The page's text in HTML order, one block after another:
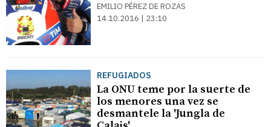
EMILIO PÉREZ DE ROZAS
14.10.2016 | 23:10
REFUGIADOS
La ONU teme por la suerte de
los menores una vez se
desmantele la 'Jungla de